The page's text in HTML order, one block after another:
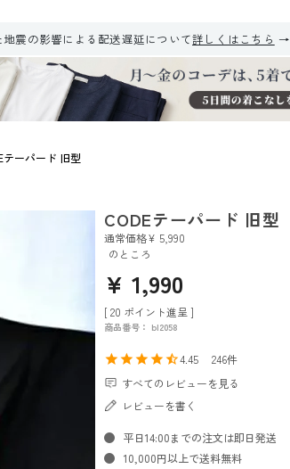
震の影響による配送遅延について詳しくはこちら
テーパード 旧型
CODEテーパード 旧型
通常価格¥ 5,990
のところ
¥ 1,990
[ 20 ポイント進呈 ]
商品番号 bl2058
4.45
246
すべてのレビューを見る
レビューを書く
平日14:00までの注文は即日発送
10,000円以上で送料無料